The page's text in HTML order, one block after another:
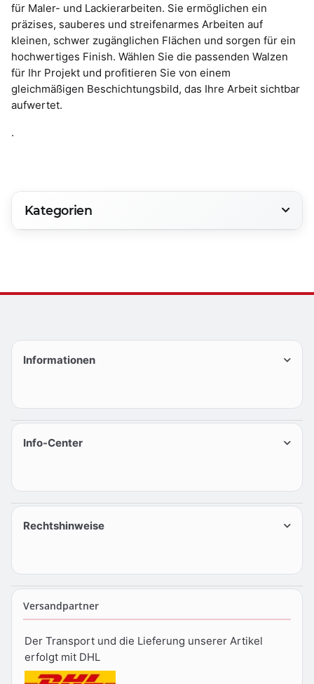
für Maler- und Lackierarbeiten. Sie ermöglichen ein
präzises, sauberes und streifenarmes Arbeiten auf
kleinen, schwer zugänglichen Flächen und sorgen für ein
hochwertiges Finish. Wählen Sie die passenden Walzen
für Ihr Projekt und profitieren Sie von einem
gleichmäßigen Beschichtungsbild, das Ihre Arbeit sichtbar
aufwertet.
.
Kategorien
Informationen
Info-Center
Rechtshinweise
Versandpartner
Der Transport und die Lieferung unserer Artikel
erfolgt mit DHL